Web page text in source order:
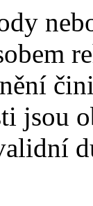
jsou